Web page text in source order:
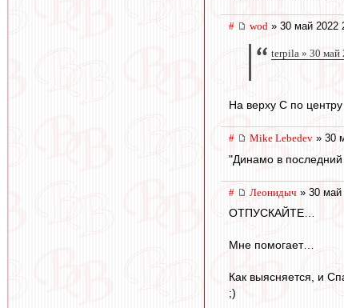
# wod » 30 май 2022
terpila » 30 май
На верху С по
# Mike Lebedev » 30
"Динамо в последний
# Леонидыч » 30 май
ОТПУСКАЙТЕ…
Мне помогает…
Как выясняется, и
;)